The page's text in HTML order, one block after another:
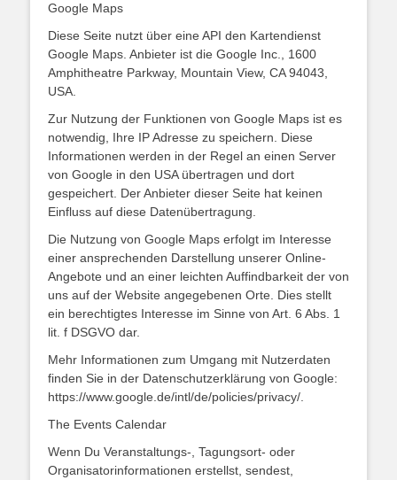
Google Maps
Diese Seite nutzt über eine API den Kartendienst
Google Maps. Anbieter ist die Google Inc., 1600
Amphitheatre Parkway, Mountain View, CA 94043,
USA.
Zur Nutzung der Funktionen von Google Maps ist es
notwendig, Ihre IP Adresse zu speichern. Diese
Informationen werden in der Regel an einen Server
von Google in den USA übertragen und dort
gespeichert. Der Anbieter dieser Seite hat keinen
Einfluss auf diese Datenübertragung.
Die Nutzung von Google Maps erfolgt im Interesse
einer ansprechenden Darstellung unserer Online-
Angebote und an einer leichten Auffindbarkeit der von
uns auf der Website angegebenen Orte. Dies stellt
ein berechtigtes Interesse im Sinne von Art. 6 Abs. 1
lit. f DSGVO dar.
Mehr Informationen zum Umgang mit Nutzerdaten
finden Sie in der Datenschutzerklärung von Google:
https://www.google.de/intl/de/policies/privacy/.
The Events Calendar
Wenn Du Veranstaltungs-, Tagungsort- oder
Organisatorinformationen erstellst, sendest,